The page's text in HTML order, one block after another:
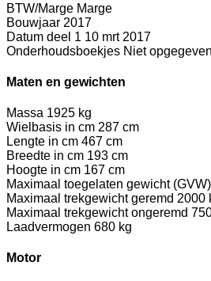
BTW/Marge Marge
Bouwjaar 2017
Datum deel 1 10 mrt 2017
Onderhoudsboekjes Niet opgegeven
Maten en gewichten
Massa 1925 kg
Wielbasis in cm 287 cm
Lengte in cm 467 cm
Breedte in cm 193 cm
Hoogte in cm 167 cm
Maximaal toegelaten gewicht (GVW)
Maximaal trekgewicht geremd 2000
Maximaal trekgewicht ongeremd
Laadvermogen 680 kg
Motor